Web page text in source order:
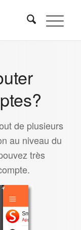
de plusieurs
au niveau du
très